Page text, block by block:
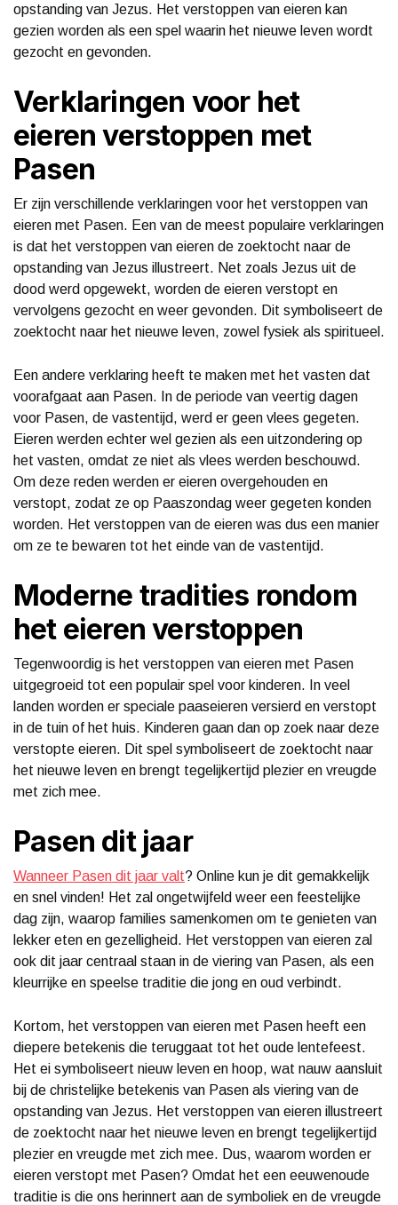
opstanding van Jezus. Het verstoppen van eieren kan
gezien worden als een spel waarin het nieuwe leven wordt
gezocht en gevonden.
Verklaringen voor het
eieren verstoppen met
Pasen
Er zijn verschillende verklaringen voor het verstoppen van
eieren met Pasen. Een van de meest populaire verklaringen
is dat het verstoppen van eieren de zoektocht naar de
opstanding van Jezus illustreert. Net zoals Jezus uit de
dood werd opgewekt, worden de eieren verstopt en
vervolgens gezocht en weer gevonden. Dit symboliseert de
zoektocht naar het nieuwe leven, zowel fysiek als spiritueel.
Een andere verklaring heeft te maken met het vasten dat
voorafgaat aan Pasen. In de periode van veertig dagen
voor Pasen, de vastentijd, werd er geen vlees gegeten.
Eieren werden echter wel gezien als een uitzondering op
het vasten, omdat ze niet als vlees werden beschouwd.
Om deze reden werden er eieren overgehouden en
verstopt, zodat ze op Paaszondag weer gegeten konden
worden. Het verstoppen van de eieren was dus een manier
om ze te bewaren tot het einde van de vastentijd.
Moderne tradities rondom
het eieren verstoppen
Tegenwoordig is het verstoppen van eieren met Pasen
uitgegroeid tot een populair spel voor kinderen. In veel
landen worden er speciale paaseieren versierd en verstopt
in de tuin of het huis. Kinderen gaan dan op zoek naar deze
verstopte eieren. Dit spel symboliseert de zoektocht naar
het nieuwe leven en brengt tegelijkertijd plezier en vreugde
met zich mee.
Pasen dit jaar
Wanneer Pasen dit jaar valt? Online kun je dit gemakkelijk
en snel vinden! Het zal ongetwijfeld weer een feestelijke
dag zijn, waarop families samenkomen om te genieten van
lekker eten en gezelligheid. Het verstoppen van eieren zal
ook dit jaar centraal staan in de viering van Pasen, als een
kleurrijke en speelse traditie die jong en oud verbindt.
Kortom, het verstoppen van eieren met Pasen heeft een
diepere betekenis die teruggaat tot het oude lentefeest.
Het ei symboliseert nieuw leven en hoop, wat nauw aansluit
bij de christelijke betekenis van Pasen als viering van de
opstanding van Jezus. Het verstoppen van eieren illustreert
de zoektocht naar het nieuwe leven en brengt tegelijkertijd
plezier en vreugde met zich mee. Dus, waarom worden er
eieren verstopt met Pasen? Omdat het een eeuwenoude
traditie is die ons herinnert aan de symboliek en de vreugde